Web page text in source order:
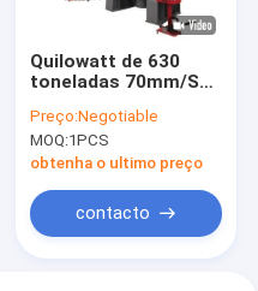
Quilowatt de 630
toneladas 70mm/S
22X2 da imprensa
hidráulica de quadro
de H
Preço:Negotiable
MOQ:1PCS
obtenha o ultimo preço
contacto